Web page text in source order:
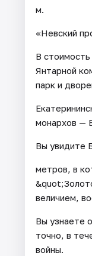
м.
«Невский
В
Янтарной
парк и
монархов —
Вы увидите
метров, в
величием,
Вы узнаете
точно, в
войны.